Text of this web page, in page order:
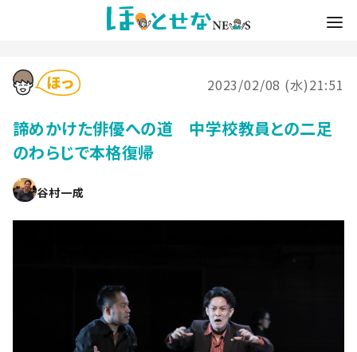
2023/02/08 (水)21:51
諦めかけた俳優への道 中学校教員との二足
のわらじで本格復帰
谷村一成